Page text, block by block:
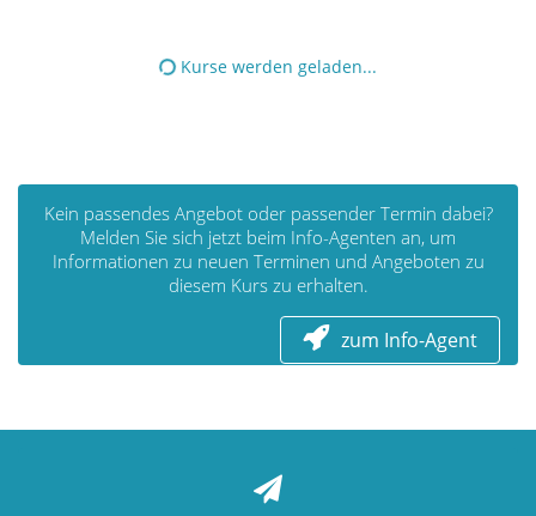
Kurse werden geladen...
Kein passendes Angebot oder passender Termin dabei?
Melden Sie sich jetzt beim Info-Agenten an, um
Informationen zu neuen Terminen und Angeboten zu
diesem Kurs zu erhalten.
zum Info-Agent